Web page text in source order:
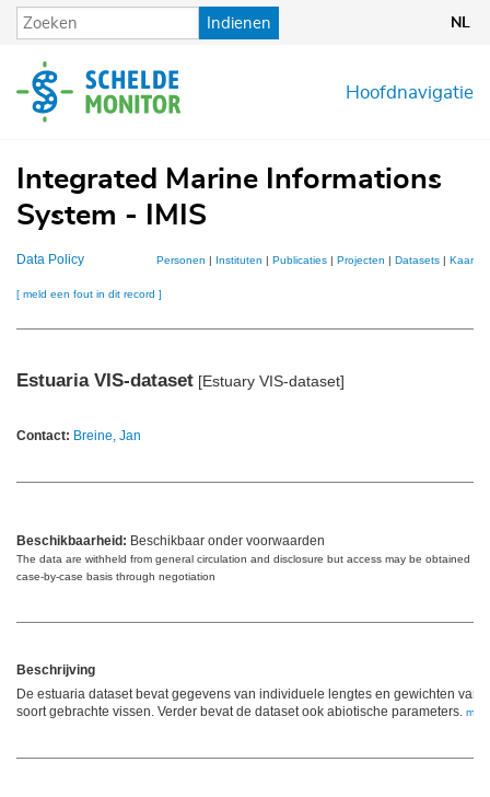
Overslaan
en
de
inhoud
Indienen NL
Hoofdnavigatie
Integrated Marine Informations
System - IMIS
Data Policy Personen | Instituten | Publicaties| Projecten | Datasets| Kaarten
[ meld een fout in dit record ]
Estuaria VIS-dataset [Estuary VIS-dataset]
Contact: Breine, Jan
Beschikbaarheid: Beschikbaar onder voorwaarden
The data are withheld from general circulation and disclosure but access may be obtained on
case-by-case basis through negotiation
Beschrijving
De estuaria dataset bevat gegevens van individuele lengtes en gewichten van
soort gebrachte vissen. Verder bevat de dataset ook abiotische parameters. meer